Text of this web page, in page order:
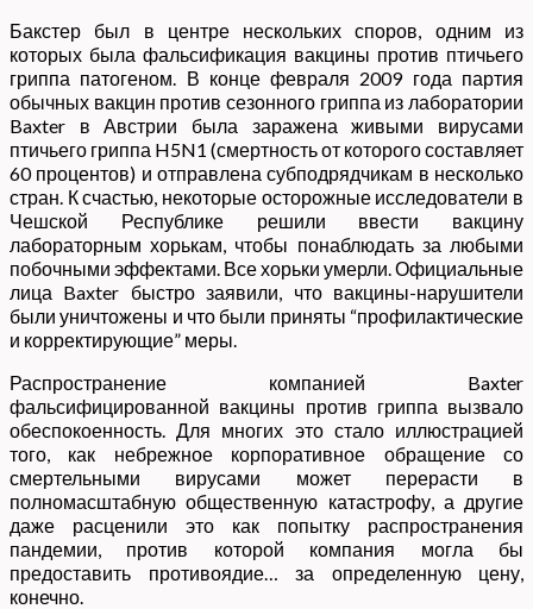
Бакстер был в центре нескольких споров, одним из
которых была фальсификация вакцины против птичьего
гриппа патогеном. В конце февраля 2009 года партия
обычных вакцин против сезонного гриппа из лаборатории
Baxter в Австрии была заражена живыми вирусами
птичьего гриппа H5N1 (смертность от которого составляет
60 процентов) и отправлена субподрядчикам в несколько
стран. К счастью, некоторые осторожные исследователи в
Чешской Республике решили ввести вакцину
лабораторным хорькам, чтобы понаблюдать за любыми
побочными эффектами. Все хорьки умерли. Официальные
лица Baxter быстро заявили, что вакцины-нарушители
были уничтожены и что были приняты “профилактические
и корректирующие” меры.
Распространение компанией Baxter
фальсифицированной вакцины против гриппа вызвало
обеспокоенность. Для многих это стало иллюстрацией
того, как небрежное корпоративное обращение со
смертельными вирусами может перерасти в
полномасштабную общественную катастрофу, а другие
даже расценили это как попытку распространения
пандемии, против которой компания могла бы
предоставить противоядие… за определенную цену,
конечно.